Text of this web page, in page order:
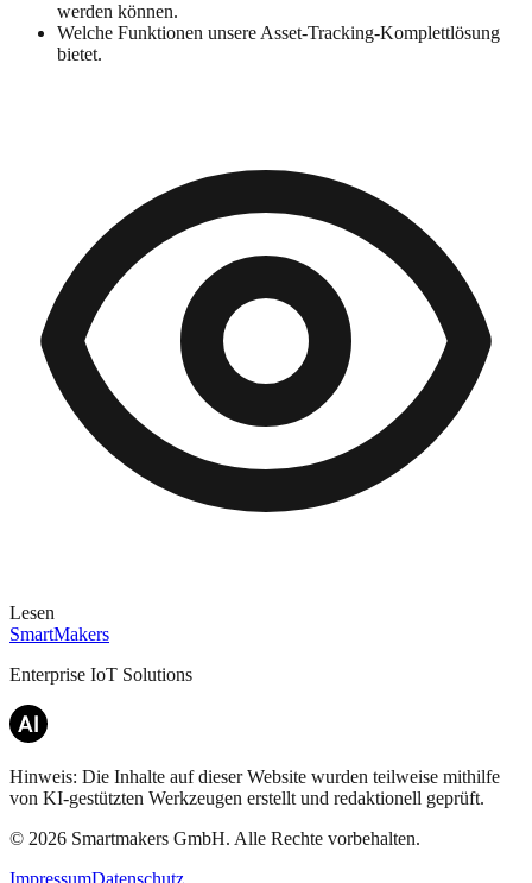
werden können.
Welche Funktionen unsere Asset-Tracking-Komplettlösung
bietet.
Lesen
SmartMakers
Enterprise IoT Solutions
Hinweis: Die Inhalte auf dieser Website wurden teilweise mithilfe
von KI-gestützten Werkzeugen erstellt und redaktionell geprüft.
© 2026 Smartmakers GmbH. Alle Rechte vorbehalten.
ImpressumDatenschutz